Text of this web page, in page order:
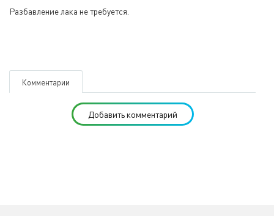
Разбавление лака не требуется.
Комментарии
Добавить комментарий